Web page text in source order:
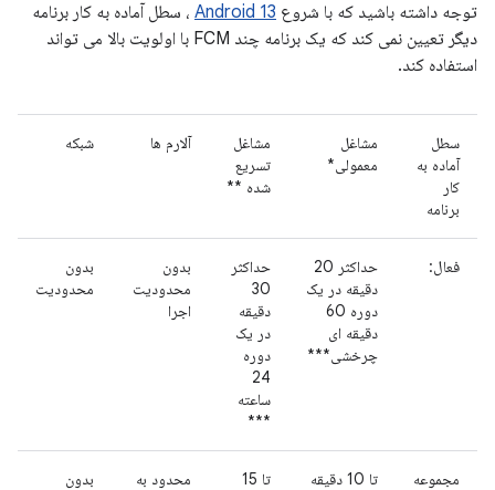
توجه داشته باشید که با شروع Android 13 ، سطل آماده به کار برنامه
دیگر تعیین نمی کند که یک برنامه چند FCM با اولویت بالا می تواند
استفاده کند.
سطل
آماده به
کار
برنامه
مشاغل
معمولی*
مشاغل
تسریع
شده **
آلارم ها شبکه
فعال:
حداکثر 20
دقیقه در یک
دوره 60
دقیقه ای
چرخشی***
حداکثر
30
دقیقه
در یک
دوره
24
ساعته
***
بدون
محدودیت
اجرا
بدون
محدودیت
مجموعه
تا 10 دقیقه
تا 15
محدود به
بدون